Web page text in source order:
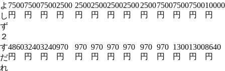
よ
し
ず
２
7500
円
7500
円
7500
円
2500
円
2500
円
2500
円
2500
円
2500
円
2500
円
7500
円
7500
円
7500
円
10000
円
す
だ
れ
4860
円
3240
円
3240
円
970
円
970
円
970
円
970
円
970
円
970
円
970
円
1300
円
1300
円
8640
円